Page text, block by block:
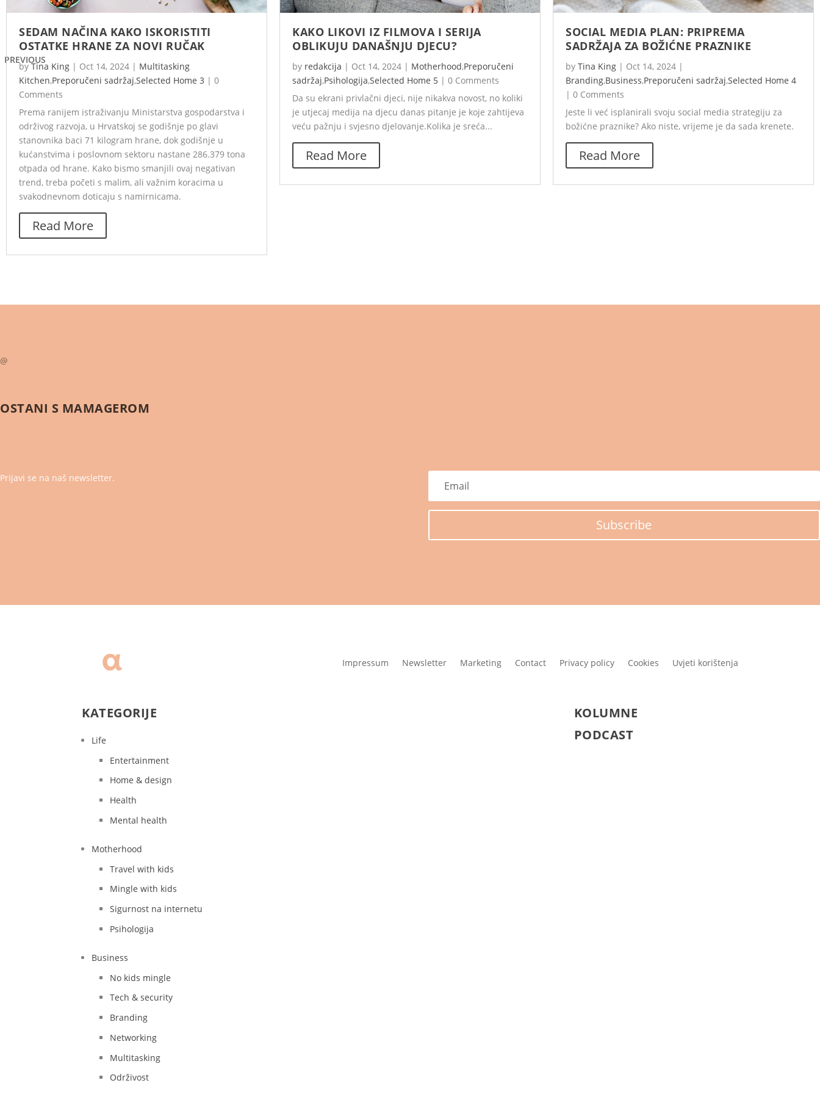
PREVIOUS
SEDAM NAČINA KAKO ISKORISTITI
OSTATKE HRANE ZA NOVI RUČAK
by Tina King | Oct 14, 2024 | Multitasking
Kitchen,Preporučeni sadržaj,Selected Home 3 | 0
Comments
Prema ranijem istraživanju Ministarstva gospodarstva i
održivog razvoja, u Hrvatskoj se godišnje po glavi
stanovnika baci 71 kilogram hrane, dok godišnje u
kućanstvima i poslovnom sektoru nastane 286.379 tona
otpada od hrane. Kako bismo smanjili ovaj negativan
trend, treba početi s malim, ali važnim koracima u
svakodnevnom doticaju s namirnicama.
Read More
KAKO LIKOVI IZ FILMOVA I SERIJA
OBLIKUJU DANAŠNJU DJECU?
by redakcija | Oct 14, 2024 | Motherhood,Preporučeni
sadržaj,Psihologija,Selected Home 5 | 0 Comments
Da su ekrani privlačni djeci, nije nikakva novost, no koliki
je utjecaj medija na djecu danas pitanje je koje zahtijeva
veću pažnju i svjesno djelovanje.Kolika je sreća...
Read More
SOCIAL MEDIA PLAN: PRIPREMA
SADRŽAJA ZA BOŽIĆNE PRAZNIKE
by Tina King | Oct 14, 2024 |
Branding,Business,Preporučeni sadržaj,Selected Home 4
| 0 Comments
Jeste li već isplanirali svoju social media strategiju za
božićne praznike? Ako niste, vrijeme je da sada krenete.
Read More
@
OSTANI S MAMAGEROM
Prijavi se na naš newsletter.
Subscribe
Impressum Newsletter Marketing Contact Privacy policy Cookies Uvjeti korištenja
KATEGORIJE
Life
Entertainment
Home & design
Health
Mental health
Motherhood
Travel with kids
Mingle with kids
Sigurnost na internetu
Psihologija
Business
No kids mingle
Tech & security
Branding
Networking
Multitasking
Održivost
KOLUMNE
PODCAST